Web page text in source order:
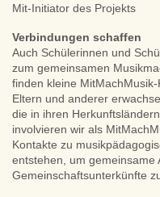
Mit-Initiator des Projekts
Verbindungen schaffen
Auch Schülerinnen und
zum gemeinsamen
finden kleine
Eltern und anderer
die in ihren
involvieren wir als
Kontakte zu
entstehen, um
Gemeinschaftsunterkünfte